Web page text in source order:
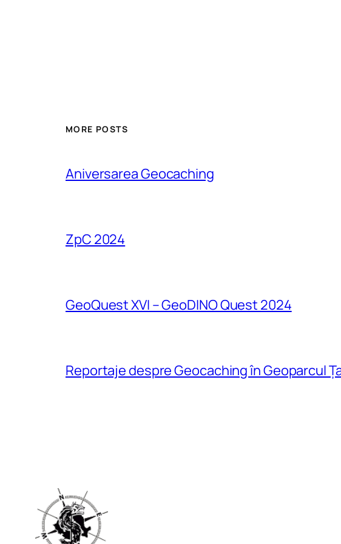
MORE POSTS
Aniversarea Geocaching
ZpC 2024
GeoQuest XVI – GeoDINO Quest 2024
Reportaje despre Geocaching în Geoparcul